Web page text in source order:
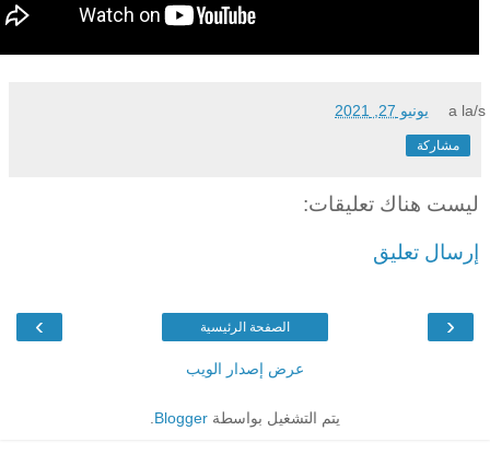
a la/s يونيو 27, 2021
مشاركة
ليست هناك تعليقات:
إرسال تعليق
‹
› الصفحة الرئيسية
عرض إصدار الويب
يتم التشغيل بواسطة Blogger
.